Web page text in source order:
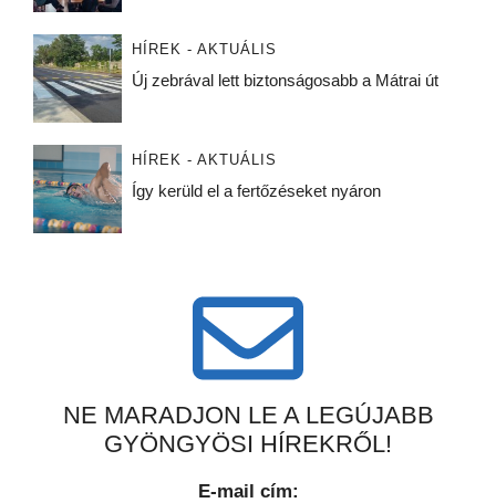
HÍREK - AKTUÁLIS
Új zebrával lett biztonságosabb a Mátrai út
HÍREK - AKTUÁLIS
Így kerüld el a fertőzéseket nyáron
NE MARADJON LE A LEGÚJABB
GYÖNGYÖSI HÍREKRŐL!
E-mail cím: